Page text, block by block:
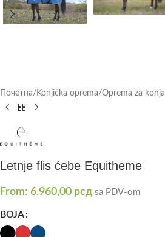
Почетна/ Konjička oprema/Oprema za konja
Letnje flis ćebe Equitheme
From: 6.960,00 рсд sa PDV-om
BOJA